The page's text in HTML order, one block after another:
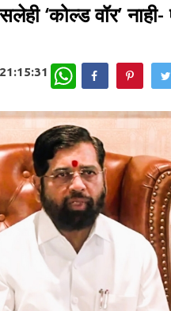
‘कोल्ड वॉर’
WhatsApp